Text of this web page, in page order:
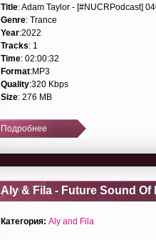
Title: Adam Taylor - [#NUCRPodcast]
Genre: Trance
Year:2022
Tracks: 1
Time: 02:00:32
Format:MP3
Quality:320 Kbps
Size: 276 MB
Подробнее
Aly & Fila - Future Sound Of
13)
Категория: Aly and Fila